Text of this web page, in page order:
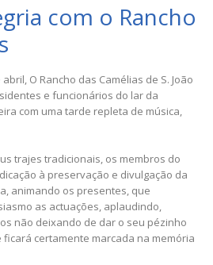
com o Rancho
O Rancho das Camélias de S. João
e funcionários do lar da
com uma tarde repleta de música,
trajes tradicionais, os membros do
à preservação e divulgação da
animando os presentes, que
as actuações, aplaudindo,
não deixando de dar o seu pézinho
certamente marcada na memória